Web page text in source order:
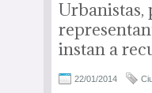
Urbanistas,
instan a
22/01/2014